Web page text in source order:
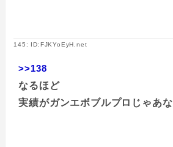
145: ID:FJKYoEyH.net
>>138
なるほど
実績がガンエボブルプロじゃあな